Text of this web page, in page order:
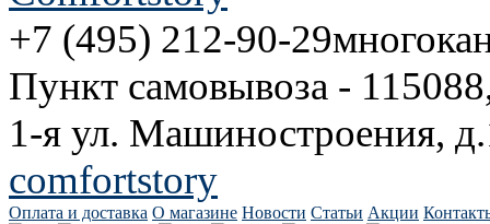
+7 (495) 212-90-29
Пункт самовывоза -
1-я ул. Машиностроения,
comfortstory
Оплата и доставка О магазине Новости Статьи Акции